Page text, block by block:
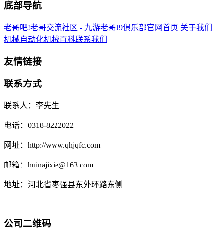
底部导航
老哥吧!老哥交流社区 - 九游老哥J9俱乐部官网首页 关于我们
机械自动化机械百科联系我们
友情链接
联系方式
联系人：李先生
电话：0318-8222022
网址：http://www.qhjqfc.com
邮箱：huinajixie@163.com
地址：河北省枣强县东外环路东侧
公司二维码